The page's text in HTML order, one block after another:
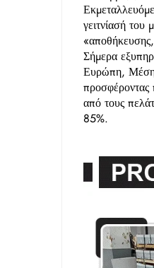
γειτνίασή του
Σήμερα
Ευρώπη, Μέση
προσφέροντας
από τους
85%.